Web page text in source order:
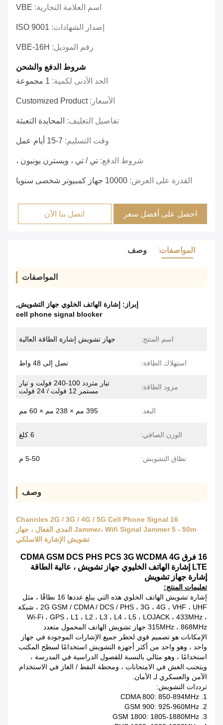
اسم العلامة التجارية: VBE
إصدار الشهادات: ISO 9001
رقم الموديل: VBE-16H
شروط الدفع والشحن
الحد الأدنى لكمية: 1 مجموعة
الأسعار:Customized Product
تفاصيل التغليف: المحايدة التعبئة
وقت التسليم: 7-15 أيام عمل
شروط الدفع: تي / تي ، ويسترن يونيون ،
القدرة على العرض: 10000 جهاز كمبيوتر شخصى سنويا
احصل على أفضل سعر اتصل بنا الآن
المواصفات وصف
المواصفات
إبراز: إشارة الهاتف الخلوي جهاز التشويش,
cell phone signal blocker
اسم المنتج: جهاز تشويش إشارة الطاقة العالية
استهلاك الطاقة: تصل إلى 48 واط
مزود الطاقة:
تيار متردد 100-240 فولت و تيار
مستمر 12 فولت / 24 فولت
البعد: 395 مم × 238 مم × 60 مم
الوزن الصافي: 6 كلغ
نطاق التشويش: 5-50 م
وصف
16 Channles 2G / 3G / 4G / 5G Cell Phone Signal
Jammer، Wifi Signal Jammer 5 - 50m المدى الفعال ، جهاز
تشويش الإشارة اللاسلكي
16 فرق CDMA GSM DCS PHS PCS 3G WCDMA 4G
LTE إشارة الهاتف الخليوي جهاز تشويش ، عالية الطاقة
إشارة جهاز تشويش
تعليمات المنتج:
إشارة تشويش الهاتف الخلوي هذه التي يبلغ عددها 16 نطاقًا ، مثل
2G GSM / CDMA / DCS / PHS ، 3G ، 4G ، VHF ، UHF ، شبكة
Wi-Fi ، GPS ، L1 ، L2 ، L3 ، L4 ، L5 ، LOJACK ، 433MHz ،
315MHz ، 868MHz جهاز تشويش الهاتف المحمول متعدد
الإمكانات هو تصميم قوي لحظر جميع الإشارات الموجودة في جهاز
واحد ، وهو واحد من أكثر أجهزة التشويش استخدامًا لسطح المكتب
استخدامًا ، وهو مثالي بالنسبة للفصول الدراسية في المدرسة ،
ويتجنب الغش في الامتحانات ، ومحطة النفط / الغاز في الاستخدام
الآمن والعسكري لـ الأمان.
ترددات التشويش:
1. CDMA 800: 850-894MHz
2. GSM 900: 925-960MHz
3. GSM 1800: 1805-1880MHz